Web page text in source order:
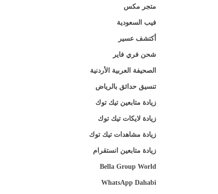
متجر مكس
فيب السعودية
أكتشف عسير
شحن فري فاير
الصحيفة العربية الأردنية
تنسيق حدائق بالرياض
زيادة متابعين تيك توك
زيادة لايكات تيك توك
زيادة مشاهدات تيك توك
زيادة متابعين انستقرام
Bella Group World
WhatsApp Dahabi